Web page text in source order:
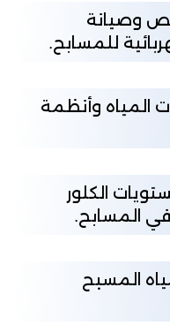
وصيانة
للمسابح.
وأنظمة
الكلور
في المسابح.
المسبح